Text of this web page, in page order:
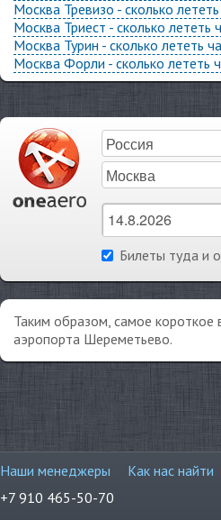
Москва Тревизо - сколько
Москва Триест - сколько
Москва Турин - сколько лететь
Москва Форли - сколько лететь
Билеты туда и
Таким образом, самое
аэропорта Шереметьево.
Наши менеджеры
Как нас найти
+7 910 465-50-70